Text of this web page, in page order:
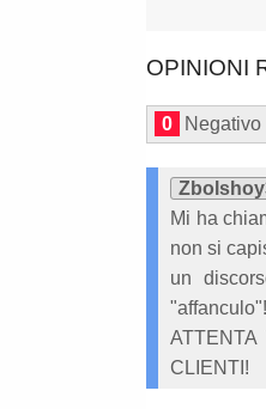
OPINIONI
0 Negativo
Mi ha
non si
un
CLIENTI!